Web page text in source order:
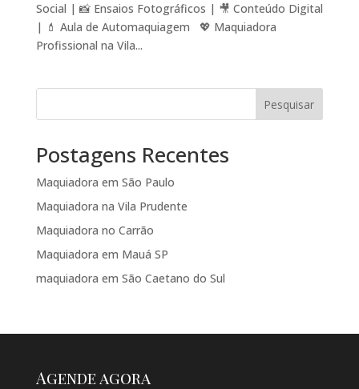
Social | 📸 Ensaios Fotográficos | 🎥 Conteúdo Digital
| 💄 Aula de Automaquiagem 💖 Maquiadora
Profissional na Vila...
Pesquisar
Postagens Recentes
Maquiadora em São Paulo
Maquiadora na Vila Prudente
Maquiadora no Carrão
Maquiadora em Mauá SP
maquiadora em São Caetano do Sul
Agende agora